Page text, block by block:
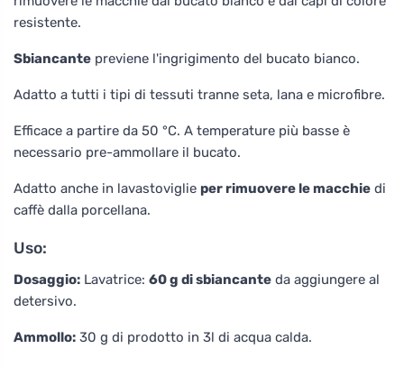
resistente.
Sbiancante previene l'ingrigimento del bucato bianco.
Adatto a tutti i tipi di tessuti tranne seta, lana e microfibre.
Efficace a partire da 50 °C. A temperature più basse è
necessario pre-ammollare il bucato.
Adatto anche in lavastoviglie per rimuovere le macchie di
caffè dalla porcellana.
Uso:
Dosaggio: Lavatrice: 60 g di sbiancante da aggiungere al
detersivo.
Ammollo: 30 g di prodotto in 3l di acqua calda.